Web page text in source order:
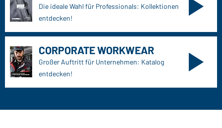
Die ideale Wahl für Professionals: Kollektionen
entdecken!
CORPORATE WORKWEAR
Großer Auftritt für Unternehmen: Katalog
entdecken!